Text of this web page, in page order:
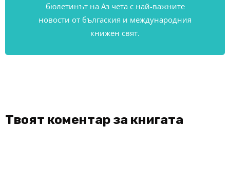
бюлетинът на Аз чета с най-важните
новости от бългаския и международния
книжен свят.
Твоят коментар за книгата